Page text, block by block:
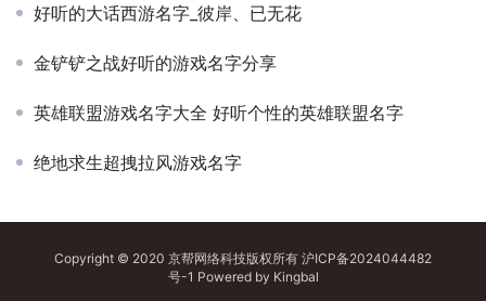
好听的大话西游名字_彼岸、已无花
金铲铲之战好听的游戏名字分享
英雄联盟游戏名字大全 好听个性的英雄联盟名字
绝地求生超拽拉风游戏名字
Copyright © 2020 京帮网络科技版权所有 沪ICP备2024044482
号-1 Powered by Kingbal